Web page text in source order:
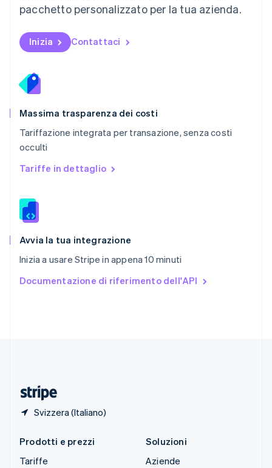
pacchetto personalizzato per la tua azienda.
Inizia Contattaci
Massima trasparenza dei costi
Tariffazione integrata per transazione, senza costi
occulti
Tariffe in dettaglio
Avvia la tua integrazione
Inizia a usare Stripe in appena 10 minuti
Documentazione di riferimento dell'API
Svizzera (Italiano)
NederlandsEnglish
English
Portogallo
RAS di Hong Kong, Cina
English
English
English
Romania
English
Slovacchia
Slovenia
English Italiano
EspañolEnglish
English Español 简体中文
Prodotti e prezzi
Tariffe
Soluzioni
Aziende